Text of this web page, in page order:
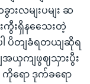
ားလမျးပမျး ဆ
ကွီးရှိနသေေးတဲ့
ါ ပိတျခံရတယျဆိုရ
အယှကျဖွဈသှားပွီး
ရော ဒုက်ခရော